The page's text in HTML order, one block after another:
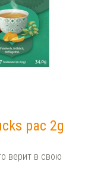
pac 2g
верит в свою